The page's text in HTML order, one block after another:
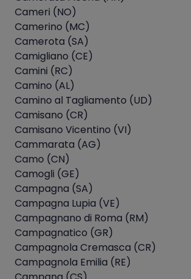
Cameri (NO)
Camerino (MC)
Camerota (SA)
Camigliano (CE)
Camini (RC)
Camino (AL)
Camino al Tagliamento (UD)
Camisano (CR)
Camisano Vicentino (VI)
Cammarata (AG)
Camo (CN)
Camogli (GE)
Campagna (SA)
Campagna Lupia (VE)
Campagnano di Roma (RM)
Campagnatico (GR)
Campagnola Cremasca (CR)
Campagnola Emilia (RE)